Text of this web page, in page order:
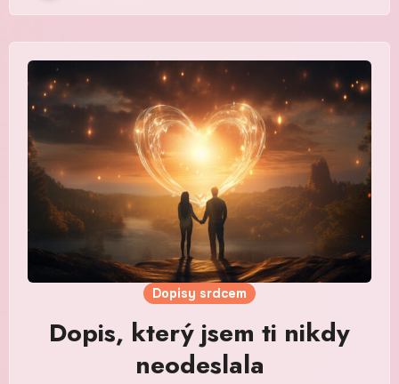
Dopisy srdcem
Dopis, který jsem ti nikdy
neodeslala